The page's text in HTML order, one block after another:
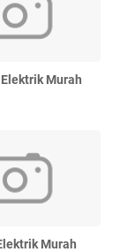
Murah
Murah